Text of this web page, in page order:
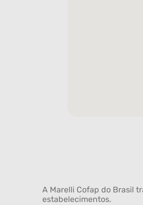
A Marelli Cofap do Brasil
estabelecimentos.